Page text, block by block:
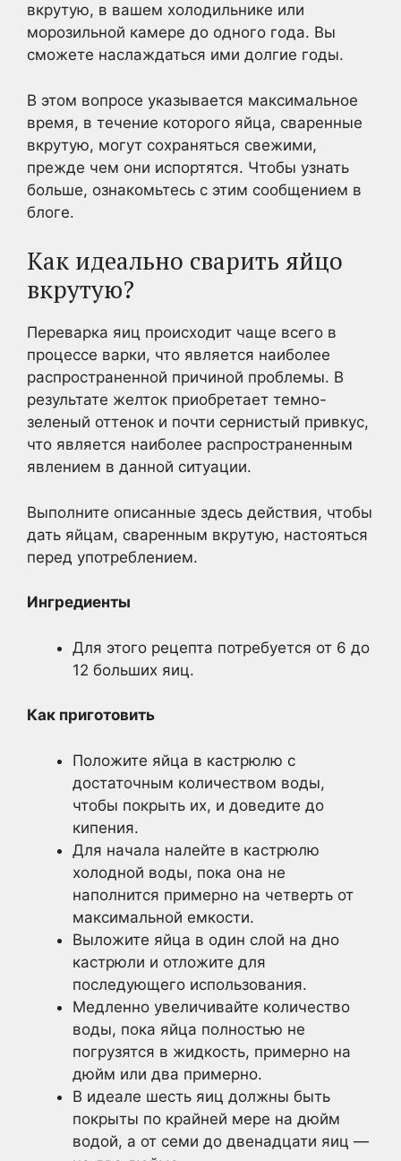
вкрутую, в вашем холодильнике или
морозильной камере до одного года. Вы
сможете наслаждаться ими долгие годы.
В этом вопросе указывается максимальное
время, в течение которого яйца, сваренные
вкрутую, могут сохраняться свежими,
прежде чем они испортятся. Чтобы узнать
больше, ознакомьтесь с этим сообщением в
блоге.
Как идеально сварить яйцо
вкрутую?
Переварка яиц происходит чаще всего в
процессе варки, что является наиболее
распространенной причиной проблемы. В
результате желток приобретает темно-
зеленый оттенок и почти сернистый привкус,
что является наиболее распространенным
явлением в данной ситуации.
Выполните описанные здесь действия, чтобы
дать яйцам, сваренным вкрутую, настояться
перед употреблением.
Ингредиенты
Для этого рецепта потребуется от 6 до
12 больших яиц.
Как приготовить
Положите яйца в кастрюлю с
достаточным количеством воды,
чтобы покрыть их, и доведите до
кипения.
Для начала налейте в кастрюлю
холодной воды, пока она не
наполнится примерно на четверть от
максимальной емкости.
Выложите яйца в один слой на дно
кастрюли и отложите для
последующего использования.
Медленно увеличивайте количество
воды, пока яйца полностью не
погрузятся в жидкость, примерно на
дюйм или два примерно.
В идеале шесть яиц должны быть
покрыты по крайней мере на дюйм
водой, а от семи до двенадцати яиц —